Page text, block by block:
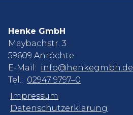
Henke GmbH
Maybachstr. 3
59609 Anröchte
E-Mail: info@henkegmbh.de
Tel.: 02947 9797–0
Impressum
Datenschutzerklärung